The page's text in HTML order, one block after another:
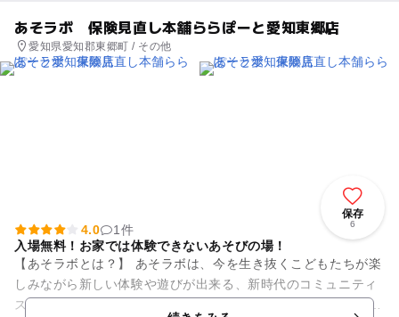
あそラボ 保険見直し本舗ららぽーと愛知東郷店
愛知県愛知郡東郷町 / その他
保存
6
4.0
1件
入場無料！お家では体験できないあそびの場！
【あそラボとは？】 あそラボは、今を生き抜くこどもたちが楽
しみながら新しい体験や遊びが出来る、新時代のコミュニティ
スペースとなるべくつくられた場所です。 施設内キッズスペー